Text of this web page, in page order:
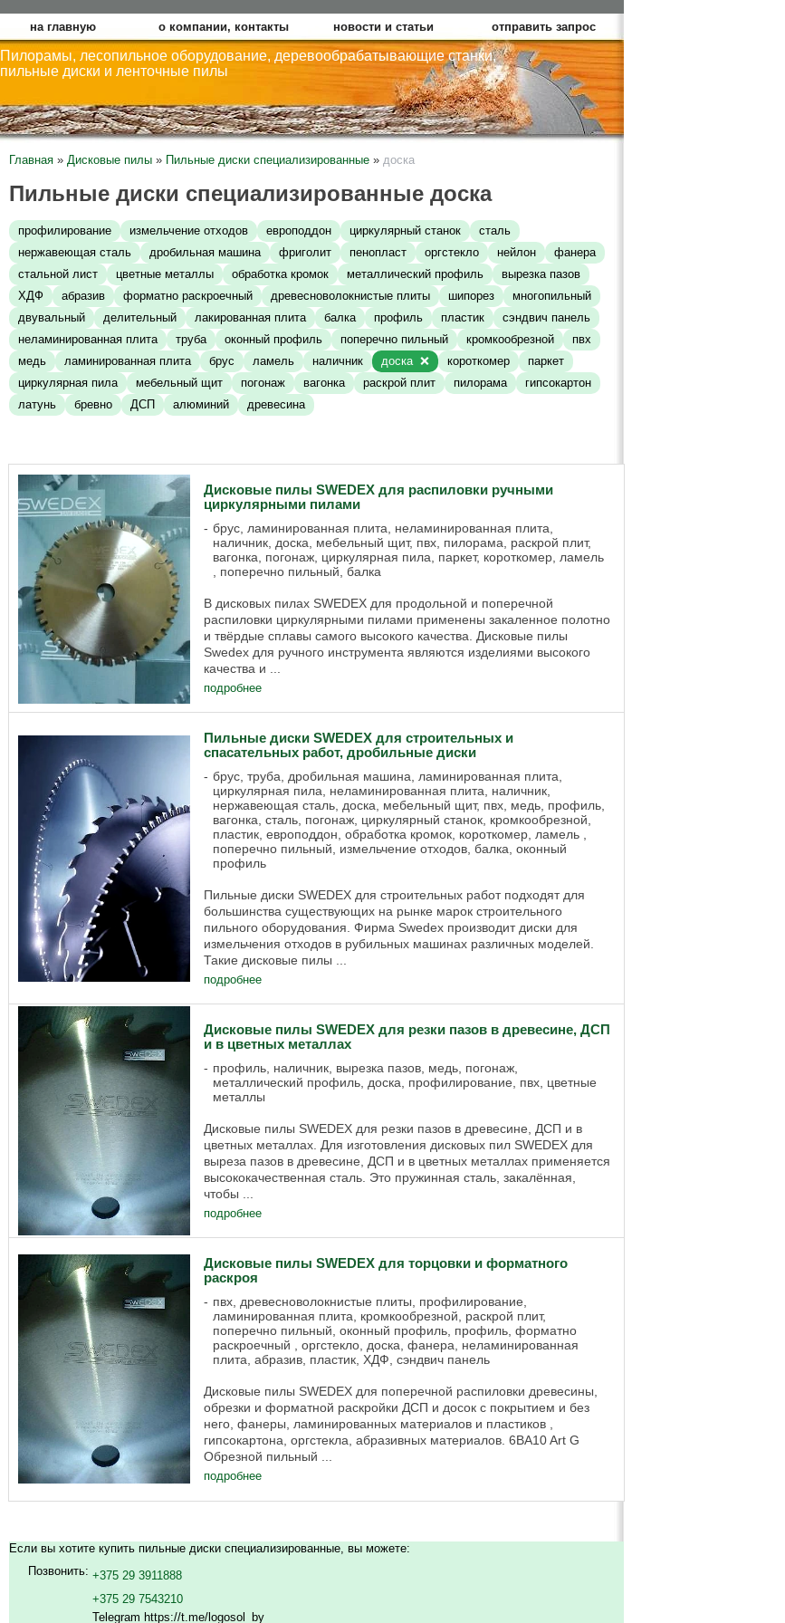
на главную о компании, контакты новости и статьи отправить запрос
Пилорамы, лесопильное оборудование, деревообрабатывающие станки,
пильные диски и ленточные пилы
Главная » Дисковые пилы » Пильные диски специализированные » доска
Пильные диски специализированные доска
профилирование измельчение отходов европоддон циркулярный станок
сталь
нержавеющая сталь
дробильная машина фриголит пенопласт оргстекло нейлон
фанера
стальной лист
цветные металлы обработка кромок металлический профиль
вырезка пазов
ХДФ
абразив форматно раскроечный древесноволокнистые плиты шипорез
многопильный
двувальный
делительный лакированная плита балка профиль пластик
сэндвич панель
неламинированная плита
труба оконный профиль поперечно пильный кромкообрезной
пвх
медь
ламинированная плита брус ламель наличник доска короткомер
паркет
циркулярная пила
мебельный щит погонаж вагонка раскрой плит пилорама
гипсокартон
латунь
бревно ДСП алюминий древесина
Дисковые пилы SWEDEX для распиловки ручными
циркулярными пилами
брус, ламинированная плита, неламинированная плита,
наличник, доска, мебельный щит, пвх, пилорама, раскрой плит,
вагонка, погонаж, циркулярная пила, паркет, короткомер, ламель
, поперечно пильный, балка
В дисковых пилах SWEDEX для продольной и поперечной
распиловки циркулярными пилами применены закаленное полотно
и твёрдые сплавы самого высокого качества. Дисковые пилы
Swedex для ручного инструмента являются изделиями высокого
качества и ...
подробнее
Пильные диски SWEDEX для строительных и
спасательных работ, дробильные диски
брус, труба, дробильная машина, ламинированная плита,
циркулярная пила, неламинированная плита, наличник,
нержавеющая сталь, доска, мебельный щит, пвх, медь, профиль,
вагонка, сталь, погонаж, циркулярный станок, кромкообрезной,
пластик, европоддон, обработка кромок, короткомер, ламель ,
поперечно пильный, измельчение отходов, балка, оконный
профиль
Пильные диски SWEDEX для строительных работ подходят для
большинства существующих на рынке марок строительного
пильного оборудования. Фирма Swedex производит диски для
измельчения отходов в рубильных машинах различных моделей.
Такие дисковые пилы ...
подробнее
Дисковые пилы SWEDEX для резки пазов в древесине, ДСП
и в цветных металлах
профиль, наличник, вырезка пазов, медь, погонаж,
металлический профиль, доска, профилирование, пвх, цветные
металлы
Дисковые пилы SWEDEX для резки пазов в древесине, ДСП и в
цветных металлах. Для изготовления дисковых пил SWEDEX для
выреза пазов в древесине, ДСП и в цветных металлах применяется
высококачественная сталь. Это пружинная сталь, закалённая,
чтобы ...
подробнее
Дисковые пилы SWEDEX для торцовки и форматного
раскроя
пвх, древесноволокнистые плиты, профилирование,
ламинированная плита, кромкообрезной, раскрой плит,
поперечно пильный, оконный профиль, профиль, форматно
раскроечный , оргстекло, доска, фанера, неламинированная
плита, абразив, пластик, ХДФ, сэндвич панель
Дисковые пилы SWEDEX для поперечной распиловки древесины,
обрезки и форматной раскройки ДСП и досок с покрытием и без
него, фанеры, ламинированных материалов и пластиков ,
гипсокартона, оргстекла, абразивных материалов. 6BA10 Art G
Обрезной пильный ...
подробнее
Если вы хотите купить пильные диски специализированные, вы можете:
Позвонить: +375 29 3911888
+375 29 7543210
Telegram https://t.me/logosol_by